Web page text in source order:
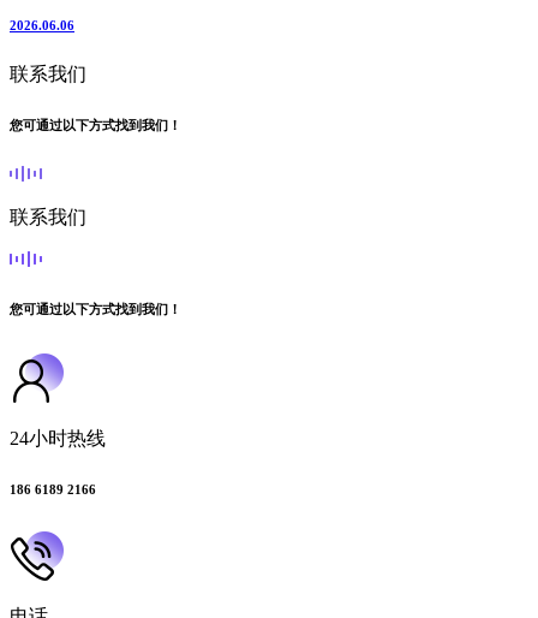
2026.06.06
联系我们
您可通过以下方式找到我们！
联系我们
您可通过以下方式找到我们！
24小时热线
186 6189 2166